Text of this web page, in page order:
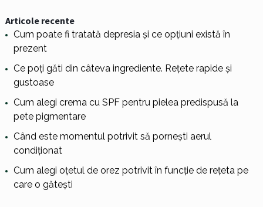
Articole recente
Cum poate fi tratată depresia și ce opțiuni există în
prezent
Ce poți găti din câteva ingrediente. Rețete rapide și
gustoase
Cum alegi crema cu SPF pentru pielea predispusă la
pete pigmentare
Când este momentul potrivit să pornești aerul
condiționat
Cum alegi oțetul de orez potrivit în funcție de rețeta pe
care o gătești